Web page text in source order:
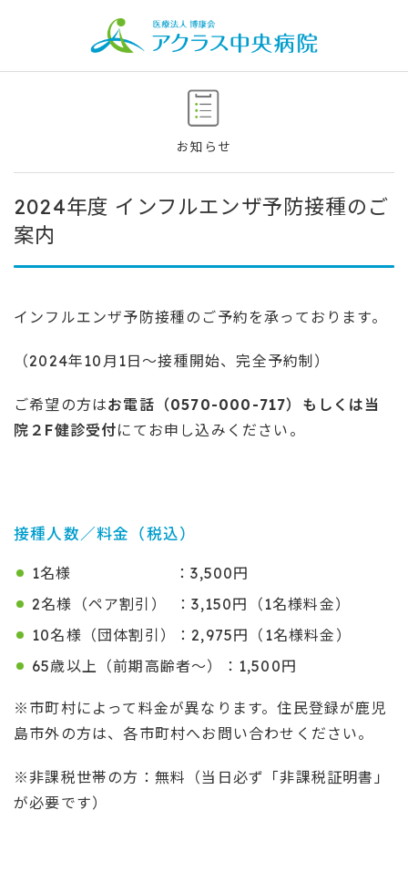
お知らせ
2024年度 インフルエンザ予防接種のご
案内
インフルエンザ予防接種のご予約を承っております。
（2024年10月1日～接種開始、完全予約制）
ご希望の方はお電話（0570-000-717）もしくは当
院２F健診受付にてお申し込みください。
接種人数／料金（税込）
1名様 ：3,500円
2名様（ペア割引） ：3,150円（1名様料金）
10名様（団体割引）：2,975円（1名様料金）
65歳以上（前期高齢者～）：1,500円
※市町村によって料金が異なります。住民登録が鹿児
島市外の方は、各市町村へお問い合わせください。
※非課税世帯の方：無料（当日必ず「非課税証明書」
が必要です）